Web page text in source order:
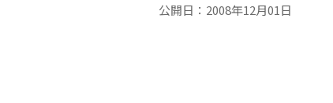
公開日： 2008年12月01日